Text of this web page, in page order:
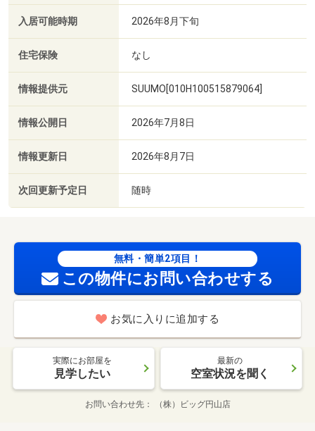
入居可能時期 2026年8月下旬
住宅保険 なし
情報提供元 SUUMO[010H100515879064]
情報公開日 2026年7月8日
情報更新日 2026年8月7日
次回更新予定日 随時
無料・簡単2項目！
この物件にお問い合わせする
お気に入りに追加する
実際にお部屋を
見学したい
最新の
空室状況を聞く
お問い合わせ先 （株）ビッグ円山店